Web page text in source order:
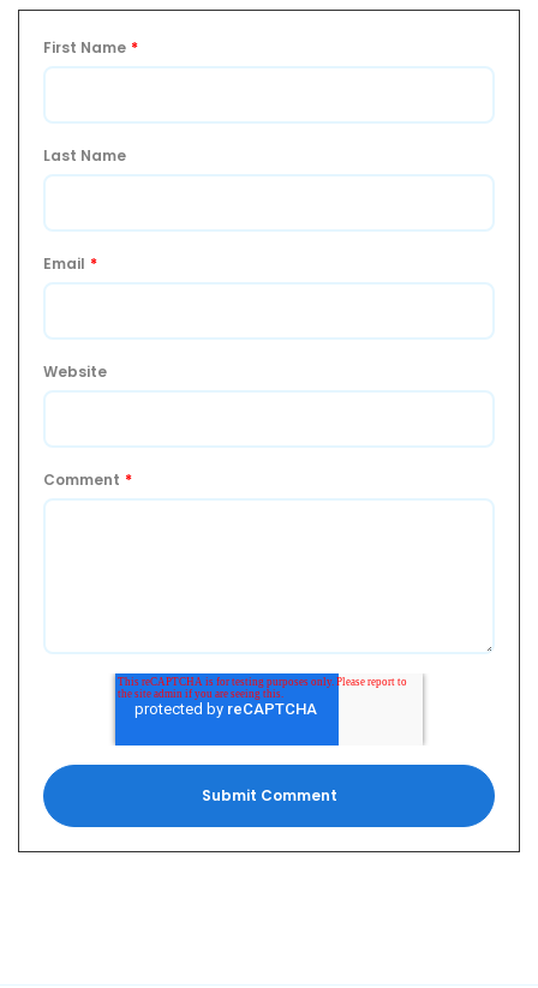
First Name *
Last Name
Email *
Website
Comment *